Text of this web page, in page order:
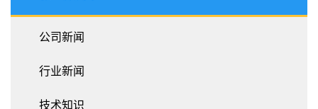
公司新闻
行业新闻
技术知识